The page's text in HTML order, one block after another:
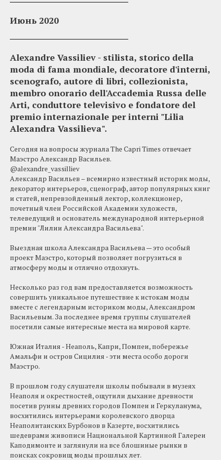
Июнь 2020
Alexandre Vassiliev - stilista, storico della
moda di fama mondiale, decoratore d'interni,
scenografo, autore di libri, collezionista,
membro onorario dell'Accademia Russa delle
Arti, conduttore televisivo e fondatore del
premio internazionale per interni "Lilia
Alexandra Vassilieva".
Сегодня на вопросы журнала The Capri Times отвечает
Маэстро Александр Васильев.
@alexandre_vassilliev
Александр Васильев – всемирно известный историк моды,
декоратор интерьеров, сценограф, автор популярных книг
и статей, непревзойденный лектор, коллекционер,
почетный член Российской Академии художеств,
телеведущий и основатель международной интерьерной
премии "Лилии Александра Васильева".
Выездная школа Александра Васильева — это особый
проект Маэстро, который позволяет погрузиться в
атмосферу моды и отлично отдохнуть.
Несколько раз год вам предоставляется возможность
совершить уникальное путешествие к истокам моды
вместе с легендарным историком моды, Александром
Васильевым. За последнее время группы слушателей
посетили самые интересные места на мировой карте.
Южная Италия - Неаполь, Капри, Помпеи, побережье
Амальфи и остров Сицилия - эти места особо дороги
Маэстро.
В прошлом году слушатели школы побывали в музеях
Неаполя и окрестностей, ощутили дыхание древности
посетив руины древних городов Помпеи и Геркуланума,
восхитились интерьерами королевского дворца
Неаполитанских Бурбонов в Казерте, восхитились
шедеврами живописи Национальной Картинной Галереи
Каподимонте и заглянули на все блошиные рынки в
поисках сокровищ моды прошлых лет.